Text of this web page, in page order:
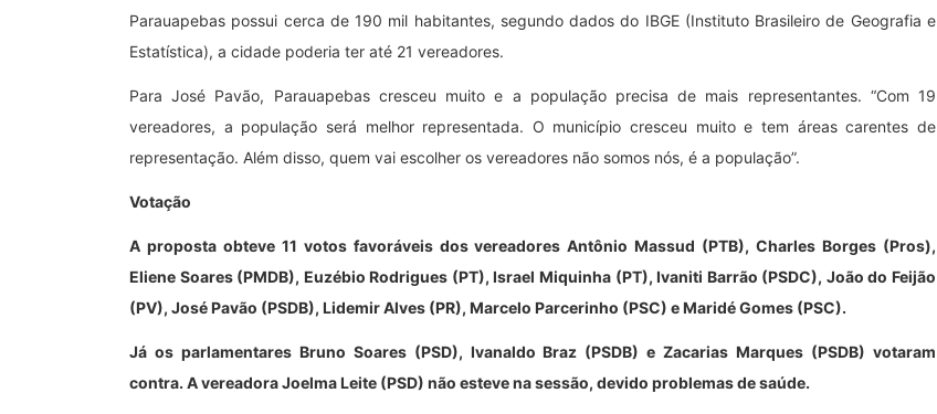
Parauapebas possui cerca de 190 mil habitantes, segundo dados do IBGE (Instituto Brasileiro de Geografia e
Estatística), a cidade poderia ter até 21 vereadores.
Para José Pavão, Parauapebas cresceu muito e a população precisa de mais representantes. “Com 19
vereadores, a população será melhor representada. O município cresceu muito e tem áreas carentes de
representação. Além disso, quem vai escolher os vereadores não somos nós, é a população”.
Votação
A proposta obteve 11 votos favoráveis dos vereadores Antônio Massud (PTB), Charles Borges (Pros),
Eliene Soares (PMDB), Euzébio Rodrigues (PT), Israel Miquinha (PT), Ivaniti Barrão (PSDC), João do Feijão
(PV), José Pavão (PSDB), Lidemir Alves (PR), Marcelo Parcerinho (PSC) e Maridé Gomes (PSC).
Já os parlamentares Bruno Soares (PSD), Ivanaldo Braz (PSDB) e Zacarias Marques (PSDB) votaram
contra. A vereadora Joelma Leite (PSD) não esteve na sessão, devido problemas de saúde.